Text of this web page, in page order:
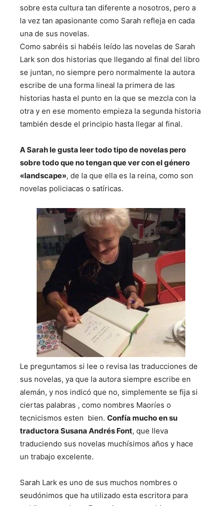
sobre esta cultura tan diferente a nosotros, pero a
la vez tan apasionante como Sarah refleja en cada
una de sus novelas.
Como sabréis si habéis leído las novelas de Sarah
Lark son dos historias que llegando al final del libro
se juntan, no siempre pero normalmente la autora
escribe de una forma lineal la primera de las
historias hasta el punto en la que se mezcla con la
otra y en ese momento empieza la segunda historia
también desde el principio hasta llegar al final.
A Sarah le gusta leer todo tipo de novelas pero
sobre todo que no tengan que ver con el género
«landscape», de la que ella es la reina, como son
novelas policiacas o satíricas.
Le preguntamos si lee o revisa las traducciones de
sus novelas, ya que la autora siempre escribe en
alemán, y nos indicó que no, simplemente se fija si
ciertas palabras , como nombres Maoríes o
tecnicismos esten bien. Confía mucho en su
traductora Susana Andrés Font, que lleva
traduciendo sus novelas muchísimos años y hace
un trabajo excelente.
Sarah Lark es uno de sus muchos nombres o
seudónimos que ha utilizado esta escritora para